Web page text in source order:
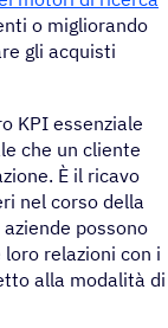
o migliorando
gli acquisti
KPI essenziale
che un cliente
È il ricavo
nel corso della
possono
relazioni con i
alla modalità di